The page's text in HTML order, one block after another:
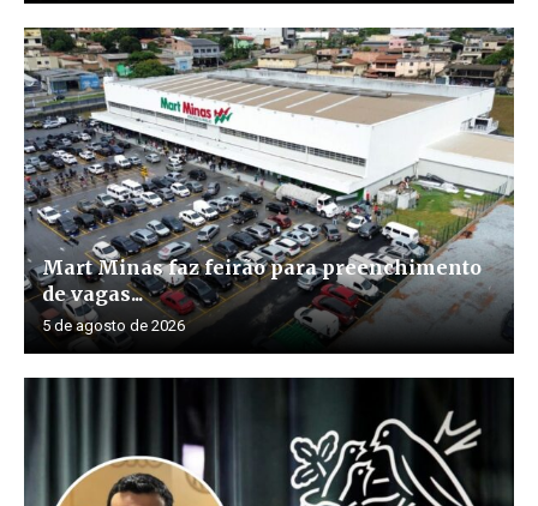
Mart Minas faz feirão para preenchimento
de vagas...
5 de agosto de 2026